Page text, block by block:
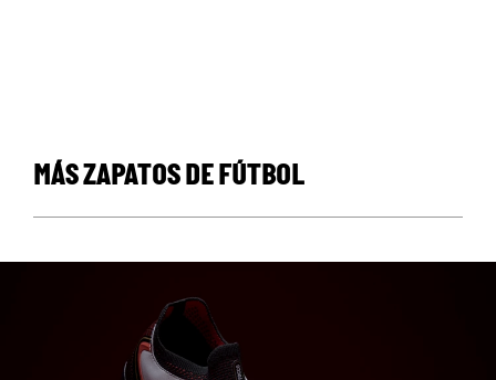
MÁS ZAPATOS DE FÚTBOL